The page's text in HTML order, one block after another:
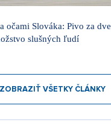
očami Slováka: Pivo za
slušných ľudí
ZOBRAZIŤ VŠETKY ČLÁNKY